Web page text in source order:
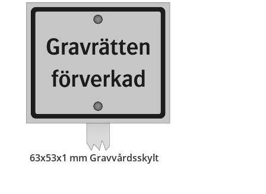
63x53x1 mm Gravvårdsskylt